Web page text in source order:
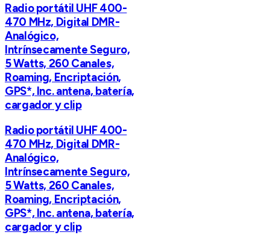
Radio portátil UHF 400-
470 MHz, Digital DMR-
Analógico,
Intrínsecamente Seguro,
5 Watts, 260 Canales,
Roaming, Encriptación,
GPS*, Inc. antena, batería,
cargador y clip
Radio portátil UHF 400-
470 MHz, Digital DMR-
Analógico,
Intrínsecamente Seguro,
5 Watts, 260 Canales,
Roaming, Encriptación,
GPS*, Inc. antena, batería,
cargador y clip